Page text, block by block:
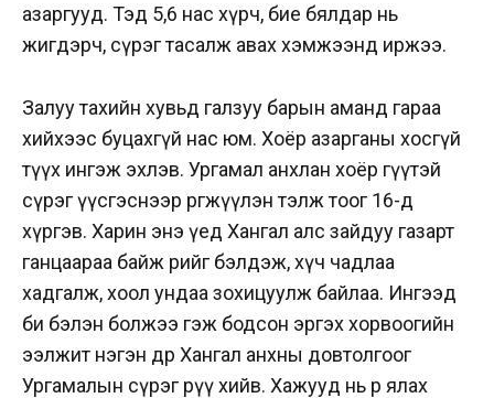
азаргууд. Тэд 5,6 нас хүрч, бие бялдар нь
жигдэрч, сүрэг тасалж авах хэмжээнд иржээ.
Залуу тахийн хувьд галзуу барын аманд гараа
хийхээс буцахгүй нас юм. Хоёр азарганы хосгүй
түүх ингэж эхлэв. Ургамал анхлан хоёр гүүтэй
сүрэг үүсгэснээр өргөжүүлэн тэлж тоог 16-д
хүргэв. Харин энэ үед Хангал алс зайдуу газарт
ганцаараа байж өөрийгөө бэлдэж, хүч чадлаа
хадгалж, хоол ундаа зохицуулж байлаа. Ингээд
би бэлэн болжээ гэж бодсон эргэх хорвоогийн
ээлжит нэгэн өдөр Хангал анхны довтолгоог
Ургамалын сүрэг рүү хийв. Хажууд нь өөр ялах